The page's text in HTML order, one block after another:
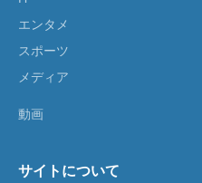
エンタメ
スポーツ
メディア
動画
サイトについて